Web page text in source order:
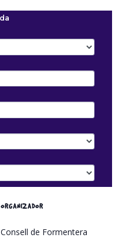
ORGANIZADOR
Consell de Formentera